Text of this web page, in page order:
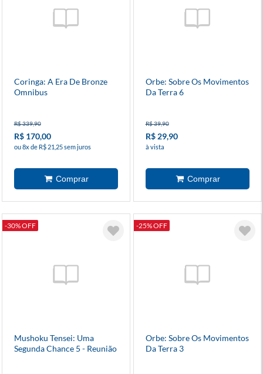
Coringa: A Era De Bronze
Omnibus
R$ 339,90
R$ 170,00
ou 8x de R$ 21,25 sem juros
Orbe: Sobre Os Movimentos
Da Terra 6
R$ 39,90
R$ 29,90
à vista
-30% OFF
Mushoku Tensei: Uma
Segunda Chance 5 - Reunião
-25% OFF
Orbe: Sobre Os Movimentos
Da Terra 3